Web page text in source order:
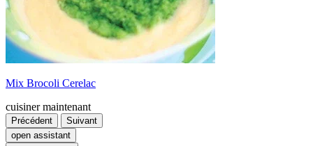
Mix Brocoli Cerelac
cuisiner maintenant
Précédent
Suivant
open assistant